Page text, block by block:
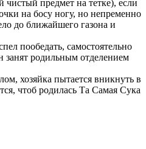
предмет на тетке), если
на босу ногу, но непременно
до ближайшего газона и
пообедать, самостоятельно
занят родильным отделением
хозяйка пытается вникнуть в
чтоб родилась Та Самая Сука